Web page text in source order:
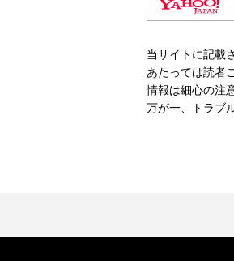
当サイトに記載
あたっては読者
情報は細心の注
万が一、トラブ